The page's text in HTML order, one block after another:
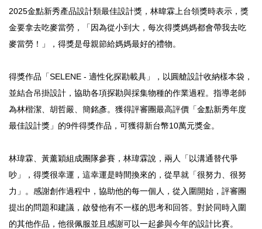
2025金點新秀產品設計類最佳設計獎，林暐霖上台領獎時表示，獎
金要拿去吃麥當勞，「因為從小到大，每次得獎媽媽都會帶我去吃
麥當勞！」，得獎是母親節給媽媽最好的禮物。
得獎作品「SELENE - 適性化探勘載具」，以圓艙設計收納樣本袋，
並結合吊掛設計，協助各項探勘與採集物種的作業過程。指導老師
為林楷潔、胡哲嚴、簡銘彥。獲得評審團最高評價「金點新秀年度
最佳設計獎」的9件得獎作品，可獲得新台幣10萬元獎金。
林瑋霖、黃薰穎組成團隊參賽，林瑋霖說，兩人「以溝通替代爭
吵」，得獎很幸運，這幸運是時間換來的，從早就「很努力、很努
力」。感謝創作過程中，協助他的每一個人，從入圍開始，評審團
提出的問題和建議，啟發他有不一樣的思考和回答。對於同時入圍
的其他作品，他很佩服並且感謝可以一起參與今年的設計比賽。